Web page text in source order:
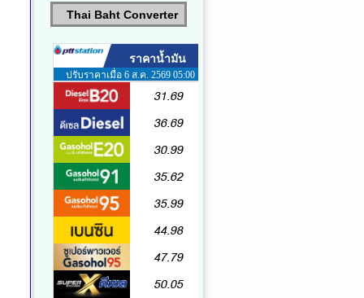
Thai Baht Converter